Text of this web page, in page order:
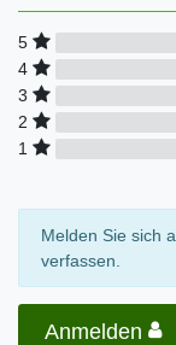
5
4
3
2
1
Melden Sie sich
verfassen.
Anmelden